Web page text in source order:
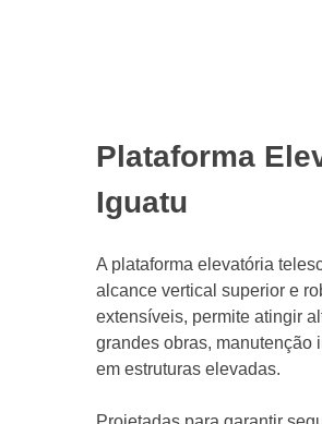
Plataforma
Iguatu
A plataforma elevatória
alcance vertical superior e
extensíveis, permite atingir
grandes obras, manutenção
em estruturas elevadas.